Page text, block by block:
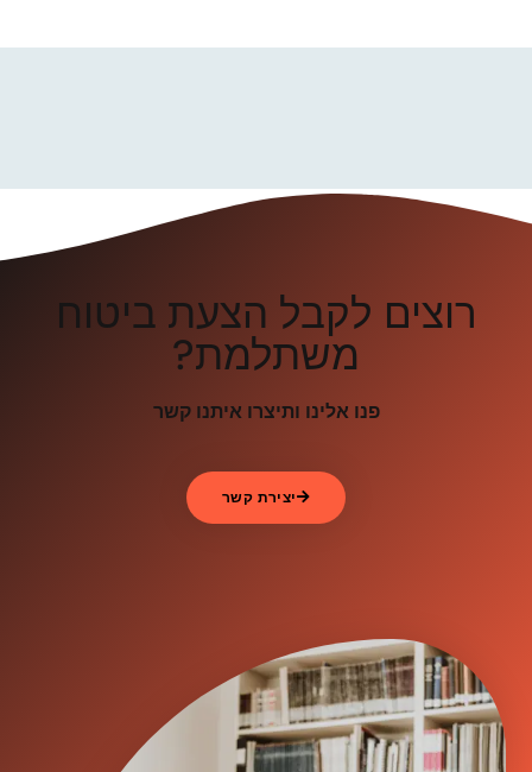
רוצים לקבל הצעת ביטוח
משתלמת?
פנו אלינו ותיצרו איתנו קשר
יצירת קשר